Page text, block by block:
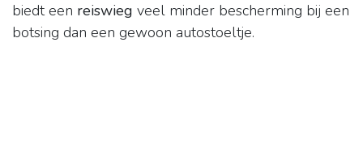
biedt een reiswieg veel minder bescherming bij een
botsing dan een gewoon autostoeltje.